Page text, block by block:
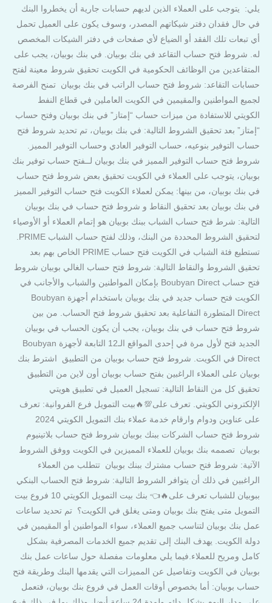
يلي: يتوجب على العملاء الذين لديهم حسابات جارية أن يخطروا البنك
في حال فقدان دفتر شيكاتهم المصدر، وسوف يكون على العميل تحمل
أي تبعات تلك الفقد أو الضياع لأي صفحات في دفتر الشيكات المخصص
له. شروط فتح حساب التقاعد في بنك بوبيان. في بنك بوبيان، يجب على
المتقاعدين من الوظائف الحكومية في الكويت تحقيق شروط معينة لفتح
حسابات التقاعد: شروط فتح حساب الراتب في بنك بوبيان تمنح الفرصة
لجميع المواطنين والمقيمين في الكويت العاملين في قطاع النفط
الكويتي للاستفادة من ميزات حساب “إمتاز” في بنك بوبيان وفتح حساب
“إمتاز” بعد تحقيق الشروط التالية: في بنك بوبيان، تم تحديد شروط فتح
حساب التوفير بنوعيه، حساب التوفير العادي وحساب التوفير المميز.
شروط فتح حساب التوفير المميز في بنك بوبيان لــفتح حساب توفير بنك
بوبيان، يتوجب على العملاء في الكويت تحقيق بعض شروط فتح حساب
في بنك بوبيان، من بينها: يمكن لعملاء الكويت فتح حساب التوفير المميز
في بنك بوبيان بعد تحقيق النقاط و شروط فتح حساب في بنك بوبيان
التالية: شرط فتح حساب الشباب ببنك بوبيان هو إتمام العملاء أو الأوصياء
لتحقيق الشروط المحددة من البنك، وذلك لفتح حساب الشباب PRIME.
تستطيع فئة الشباب في الكويت فتح حساب PRIME الخاص بهم بعد
تحقيق الشروط والنقاط التالية: شروط فتح حساب الغالي بوبيان شروط
فتح حساب Boubyan Direct بإمكان المواطنين والشباب والأجانب في
الكويت فتح حساب جديد في بنك بوبيان باستخدام أجهزة Boubyan
Direct المتطورة التفاعلية بعد تحقيق شروط فتح الحساب. من بين
شروط فتح حساب في بنك بوبيان، يجب أن يكون الحساب في بوبيان
الجديد فتح لأول مرة في إحدى المواقع الـ12 التابعة لأجهزة Boubyan
Direct في الكويت. شروط فتح حساب بوبيان من التطبيق اشترط بنك
بوبيان على العملاء الراغبين بفتح حساب بوبيان أون لاين من التطبيق
تحقيق كل من النقاط التالية: تسجيل العميل في تطبيق هويتي
الإلكتروني الكويتي. تعرف على💯🔥بيت التمويل فرع الفروانية: تعرف
على عناوين ودوام وارقام خدمة عملاء بنك التمويل الكويتي 2024
شروط فتح حساب الشركات ببنك بوبيان شروط فتح حساب بلاتينيوم
بوبيان تصممه بنك بوبيان للعملاء المميزين في الكويت ووفق الشروط
الآتية: شروط فتح حساب مشترك ببنك بوبيان تتطلب من العملاء
الراغبين في ذلك أن يتوافر الشروط التالية: شروط فتح الحساب البنكي
ببوبيان للشباب تعرف على🔥👈 بنك بيت التمويل الكويتي 10 فروع بيت
التمويل متى يفتح بنك بوبيان ومتى يغلق في الكويت؟ تم تحديد ساعات
عمل بنك بوبيان لتناسب جميع العملاء، سواء المواطنين أو المقيمين في
دولة الكويت. يهدف البنك إلى تقديم جميع الخدمات المصرفية بشكل
كامل ومريح للعملاء.فيما يلي معلومات مفصلة حول ساعات عمل بنك
بوبيان في الكويت وتفاصيل عن المميزات التي يقدمها البنك وطريقة فتح
حساب بوبيان: أما بخصوص أوقات العمل في فروع بنك بوبيان، فتعمل